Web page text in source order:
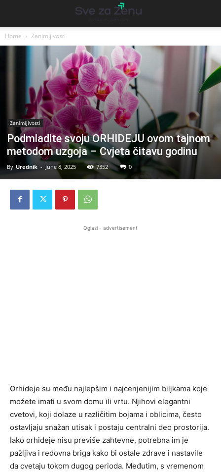
Home Zanimljivosti
Zanimljivosti
Podmladite svoju ORHIDEJU ovom tajnom
metodom uzgoja – Cvjeta čitavu godinu
By Urednik - June 8, 2025 7352 0
Oglasi - advertisement
Orhideje su među najlepšim i najcenjenijim biljkama koje
možete imati u svom domu ili vrtu. Njihovi elegantni
cvetovi, koji dolaze u različitim bojama i oblicima, često
ostavljaju snažan utisak i postaju centralni deo prostorija.
Iako orhideje nisu previše zahtevne, potrebna im je
pažljiva i redovna briga kako bi ostale zdrave i nastavile
da cvetaju tokom dugog perioda. Međutim, s vremenom